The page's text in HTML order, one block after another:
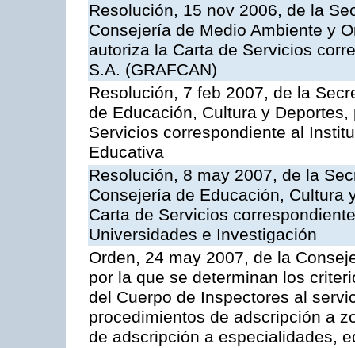
Resolución, 15 nov 2006, de la
Consejería de Medio Ambiente y
autoriza la Carta de Servicios
S.A. (GRAFCAN)
Resolución, 7 feb 2007, de la
de Educación, Cultura y
Servicios correspondiente al
Educativa
Resolución, 8 may 2007, de la
Consejería de Educación, Cultura
Carta de Servicios
Universidades e Investigación
Orden, 24 may 2007, de la
por la que se determinan los
del Cuerpo de Inspectores al
procedimientos de adscripción a
de adscripción a especialidades,